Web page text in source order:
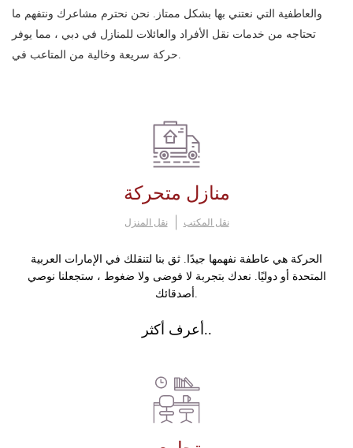
والعاطفية التي نعتني بها بشكل ممتاز. نحن نحترم مشاعرك ونتفهم ما
تحتاجه من خدمات نقل الأفراد والعائلات للمنازل في دبي ، مما يوفر
منازل متحركة
نقل المنزل نقل المكتب
الحركة هي عاطفة نفهمها جيدًا. ثق بنا لتنقلك في الإمارات العربية
المتحدة أو دوليًا. نعدك بتجربة لا فوضى ولا ضغوط ، ستجعلنا نوصي
أعرف أكثر..